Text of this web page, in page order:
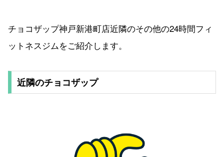
チョコザップ神戸新港町店近隣のその他の24時間フィ
ットネスジムをご紹介します。
近隣のチョコザップ